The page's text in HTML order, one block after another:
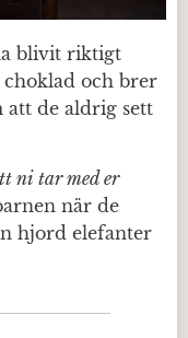
blivit riktigt
choklad och brer
att de aldrig sett
ni tar med er
när de
hjord elefanter